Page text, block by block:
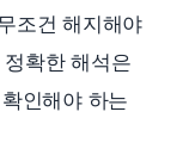
조건 해지해야
확한 해석은
인해야 하는